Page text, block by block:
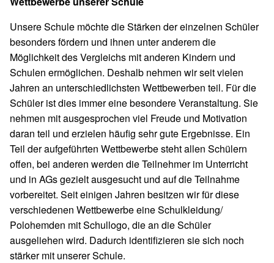
Unsere Schule möchte die Stärken der einzelnen Schüler
besonders fördern und ihnen unter anderem die
Möglichkeit des Vergleichs mit anderen Kindern und
Schulen ermöglichen. Deshalb nehmen wir seit vielen
Jahren an unterschiedlichsten Wettbewerben teil. Für die
Schüler ist dies immer eine besondere Veranstaltung. Sie
nehmen mit ausgesprochen viel Freude und Motivation
daran teil und erzielen häufig sehr gute Ergebnisse. Ein
Teil der aufgeführten Wettbewerbe steht allen Schülern
offen, bei anderen werden die Teilnehmer im Unterricht
und in AGs gezielt ausgesucht und auf die Teilnahme
vorbereitet. Seit einigen Jahren besitzen wir für diese
verschiedenen Wettbewerbe eine Schulkleidung/
Polohemden mit Schullogo, die an die Schüler
ausgeliehen wird. Dadurch identifizieren sie sich noch
stärker mit unserer Schule.